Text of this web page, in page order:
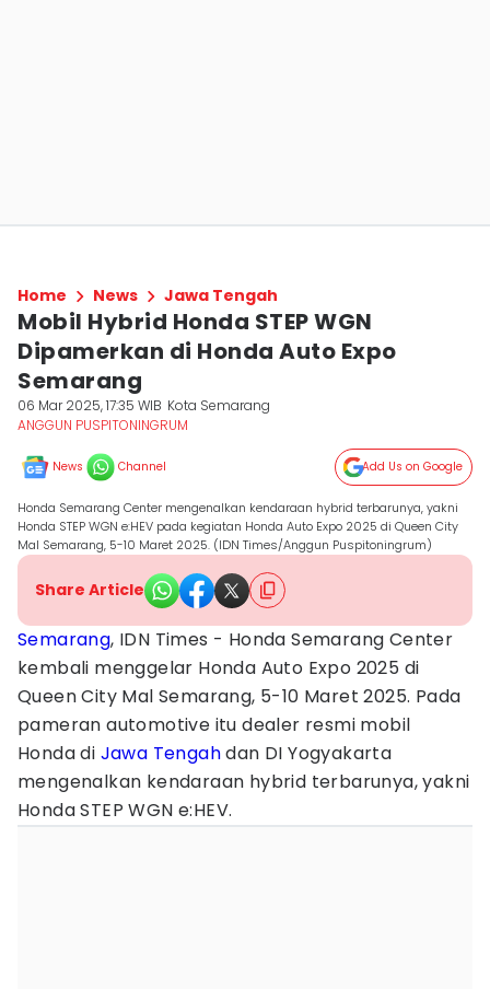
Home News Jawa Tengah
Mobil Hybrid Honda STEP WGN
Dipamerkan di Honda Auto Expo
Semarang
06 Mar 2025, 17:35 WIB Kota Semarang
ANGGUN PUSPITONINGRUM
News Channel Add Us on Google
Honda Semarang Center mengenalkan kendaraan hybrid terbarunya, yakni
Honda STEP WGN e:HEV pada kegiatan Honda Auto Expo 2025 di Queen City
Mal Semarang, 5-10 Maret 2025. (IDN Times/Anggun Puspitoningrum)
Share Article
Semarang, IDN Times - Honda Semarang Center
kembali menggelar Honda Auto Expo 2025 di
Queen City Mal Semarang, 5-10 Maret 2025. Pada
pameran automotive itu dealer resmi mobil
Honda di Jawa Tengahdan DI Yogyakarta
mengenalkan kendaraan hybrid terbarunya, yakni
Honda STEP WGN e:HEV.